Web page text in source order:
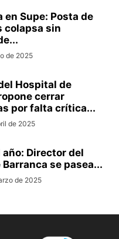
en Supe: Posta de
colapsa sin
de 2025
Hospital de
cerrar
por falta crítica...
de 2025
año: Director del
se pasea...
de 2025